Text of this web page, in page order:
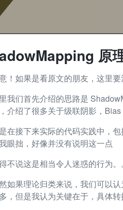
原
！如果是看原文的朋友，这里
我们首先介绍的思路是
介绍了很多关于级联阴影，Bias
在接下来实际的代码实践中，
眼拙，好像并没有说明这一点
不说这是相当令人迷惑的行为。
如果理论归类来说，我们可以
，但是我认为关键在于，具体